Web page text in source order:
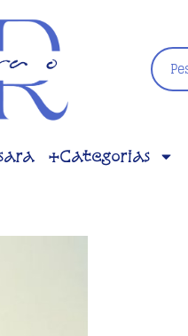
+Categorias